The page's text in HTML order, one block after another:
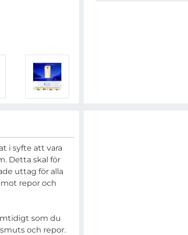
i syfte att vara
Detta skal för
uttag för alla
repor och
som du
och repor.